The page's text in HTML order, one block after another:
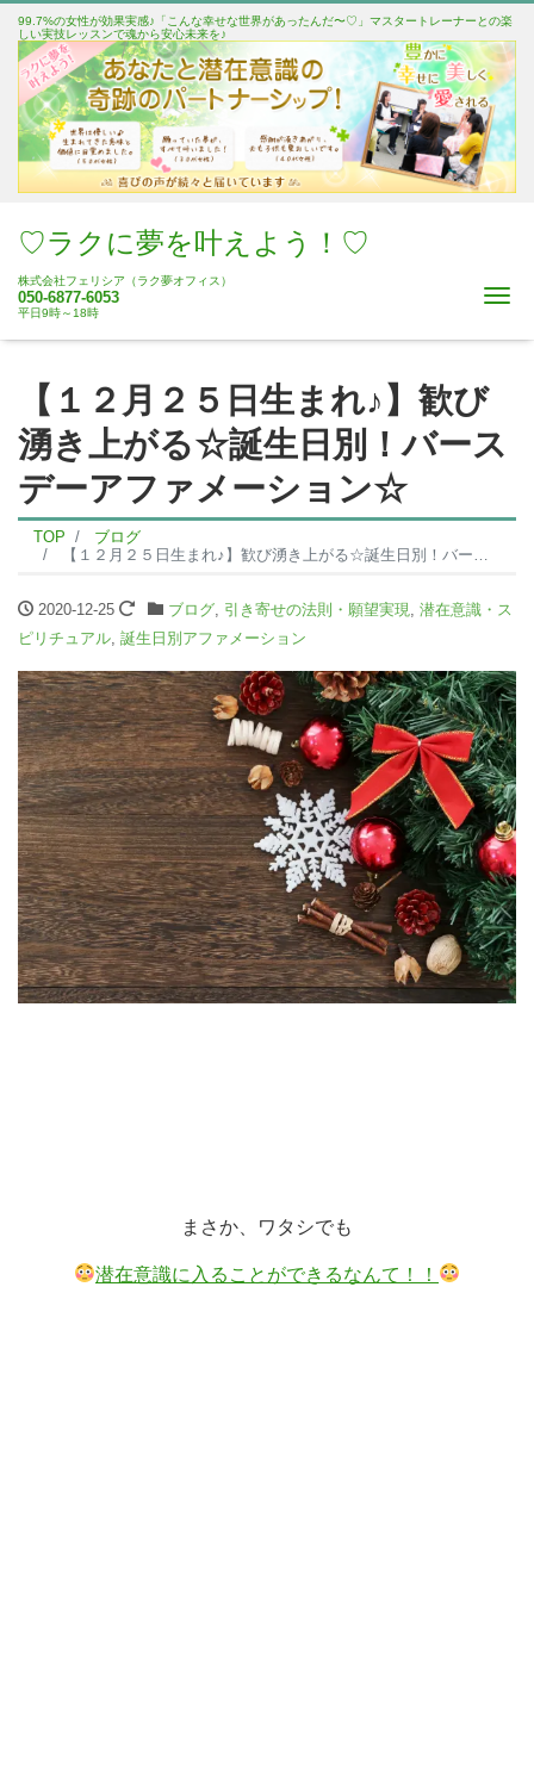
99.7%の女性が効果実感♪「こんな幸せな世界があったんだ〜♡」マスタートレーナーとの楽
しい実技レッスンで魂から安心未来を♪
♡ラクに夢を叶えよう！♡
株式会社フェリシア（ラク夢オフィス）
050-6877-6053
平日9時～18時
【１２月２５日生まれ♪】歓び
湧き上がる☆誕生日別！バース
デーアファメーション☆
TOP
ブログ
【１２月２５日生まれ♪】歓び湧き上がる☆誕生日別！バースデーアファメーション☆
2020-12-25 ブログ, 引き寄せの法則・願望実現
潜在意識・ス
ピリチュアル 誕生日別アファメーション
まさか、ワタシでも
潜在意識に入ることができるなんて！！